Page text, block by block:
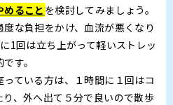
めること を検討してみましょう。
な負担をかけ、血流が悪くなり
1回は立ち上がって軽いストレッ
す。
ている方は、１時間に１回はコ
、外へ出て５分で良いので散歩